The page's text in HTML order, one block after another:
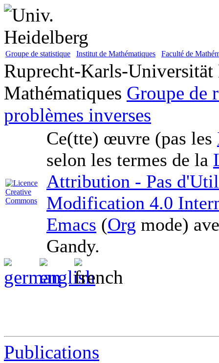
Groupe de statistique Institut de Mathématiques Faculté de
Ruprecht-Karls-Universität
Mathématiques Groupe de
problèmes inverses
Ce(tte) œuvre (pas les
selon les termes de la
Attribution - Pas
Modification 4.0
Emacs (Org mode)
Gandy.
Publications